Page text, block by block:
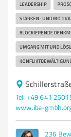
LEADERSHIP
STÄRKEN- UND
BLOCKIERENDE
UMGANG MIT UND
Tel. +49 641
www.ibe-
236